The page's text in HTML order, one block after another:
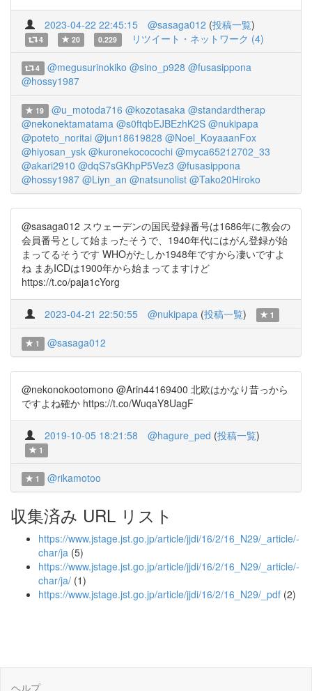
2023-04-22 22:45:15 @sasaga012 (投稿一覧)
4 20 0.229 リツイート・ネットワーク (4)
4 @megusurinokiko @sino_p928 @fusasippona
@hossy1987
19 @u_motoda716 @kozotasaka @standardtherap
@nekonektamatama @s0ftqbEJBEzhK2S @nukipapa
@poteto_noritai @jun18619828 @Noel_KoyaaanFox
@hiyosan_ysk @kuronekococochi @myca65212702_33
@akari2910 @dqS7sGKhpP5Vez3 @fusasippona
@hossy1987 @Liyn_an @natsunolist @Tako20Hiroko
@sasaga012 スウェーデンの国民登録番号は1686年に教会の
会員番号として始まったそうで、1940年代にはがん登録が始
まってるそうです WHOがたしか1948年ですから凄いですよ
ね まあICDは1900年から始まってますけど
https://t.co/paja1cYorg
2023-04-21 22:50:55 @nukipapa (投稿一覧) 1
1 @sasaga012
@nekonokootomono @Arin44169400 北欧はかなり昔っから
ですよね確か https://t.co/WuqaY8UagF
2019-10-05 18:21:58 @hagure_ped (投稿一覧)
1
1 @rikamotoo
収集済み URL リスト
https://www.jstage.jst.go.jp/article/jjdi/16/2/16_N29/_article/-
char/ja (5)
https://www.jstage.jst.go.jp/article/jjdi/16/2/16_N29/_article/-
char/ja/ (1)
https://www.jstage.jst.go.jp/article/jjdi/16/2/16_N29/_pdf (2)
ヘルプ